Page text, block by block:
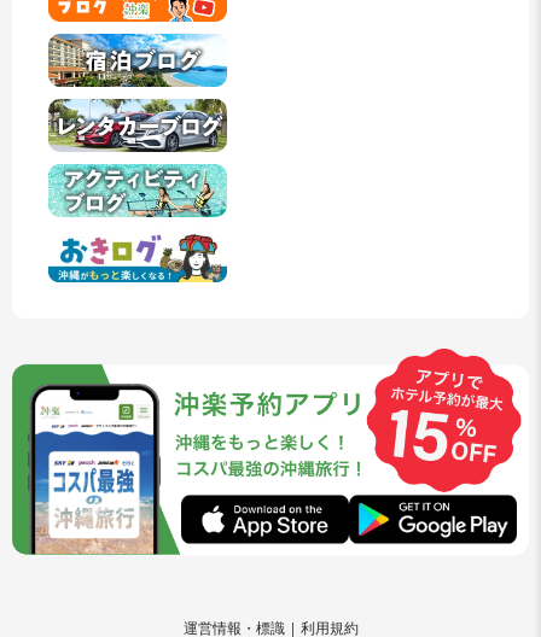
運営情報・標識 利用規約